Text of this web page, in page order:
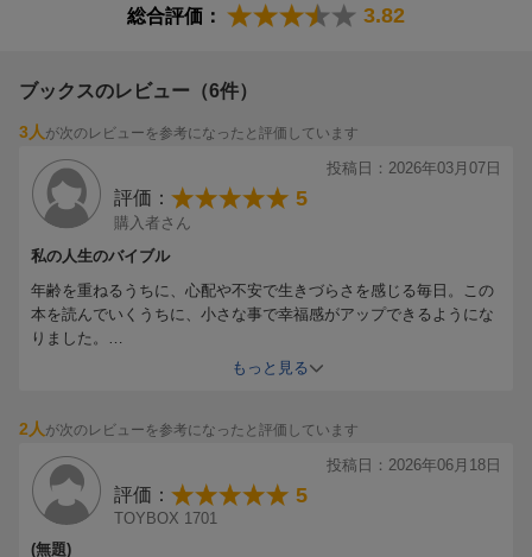
★山口周氏（独立研究者）絶賛★
今日も、明日も、10年後も、人生は”自分のため”にある。
発売4ヶ月で5万部突破の話題作！
◎「おばあちゃんっぽい趣味」をもつ
◎まずはとにかく「やめる」
◎人から信用されなくても気にしない
◎自分にも「死が訪れること」を理解する
◎自分が主人公の映画を想像してみる
◎「週の8日目」があったら何をするか考える
◎「20分」でできることだけをする
「自分第一」で生きられたら、
人生はもっとうまくいく。
総合評価： 3.82
ブックスのレビュー（6件）
3人 が次のレビューを参考になったと評価しています
投稿日：2026年03月07日
評価： 5
購入者さん
私の人生のバイブル
年齢を重ねるうちに、心配や不安で生きづらさを感じる毎日。この
本を読んでいくうちに、小さな事で幸福感がアップできるようにな
りました。
寝る前に少しずつ繰り返し読みたくなるような人生のバイブル的な
もっと見る
2人 が次のレビューを参考になったと評価しています
投稿日：2026年06月18日
評価： 5
TOYBOX 1701
(無題)